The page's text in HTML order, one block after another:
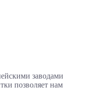
заводами
позволяет нам